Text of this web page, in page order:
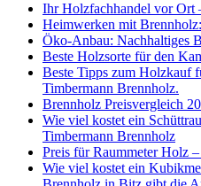
Ihr Holzfachhandel vor Ort
Heimwerken mit
Öko-Anbau: Nachhaltiges
Beste Holzsorte für den
Beste Tipps zum Holzkauf
Timbermann Brennholz.
Brennholz Preisvergleich
Wie viel kostet ein
Timbermann Brennholz
Preis für Raummeter Holz
Wie viel kostet ein